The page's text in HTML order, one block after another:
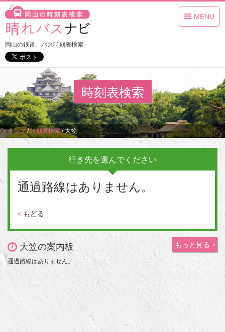
MENU
岡山の鉄道、バス時刻表検索
時刻表検索
トップ/時刻表検索/大笠
行き先を選んでください
通過路線はありません。
< もどる
大笠の案内板 もっと見る
通過路線はありません。